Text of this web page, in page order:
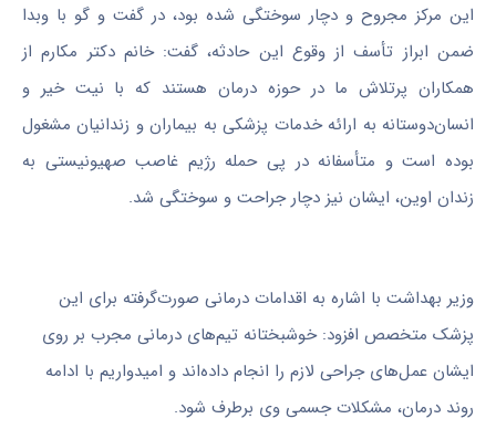
این مرکز مجروح و دچار سوختگی شده بود، در گفت و گو با وبدا
ضمن ابراز تأسف از وقوع این حادثه، گفت: خانم دکتر مکارم از
همکاران پرتلاش ما در حوزه درمان هستند که با نیت خیر و
انسان‌دوستانه به ارائه خدمات پزشکی به بیماران و زندانیان مشغول
بوده است و متأسفانه در پی حمله رژیم غاصب صهیونیستی به
زندان اوین، ایشان نیز دچار جراحت و سوختگی شد.
وزیر بهداشت با اشاره به اقدامات درمانی صورت‌گرفته برای این
پزشک متخصص افزود: خوشبختانه تیم‌های درمانی مجرب بر روی
ایشان عمل‌های جراحی لازم را انجام داده‌اند و امیدواریم با ادامه
روند درمان، مشکلات جسمی وی برطرف شود.